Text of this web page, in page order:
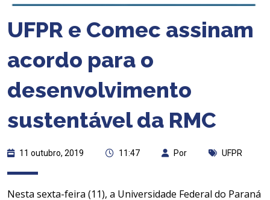
UFPR e Comec assinam
acordo para o
desenvolvimento
sustentável da RMC
11 outubro, 2019 11:47 Por UFPR
Nesta sexta-feira (11), a Universidade Federal do Paraná